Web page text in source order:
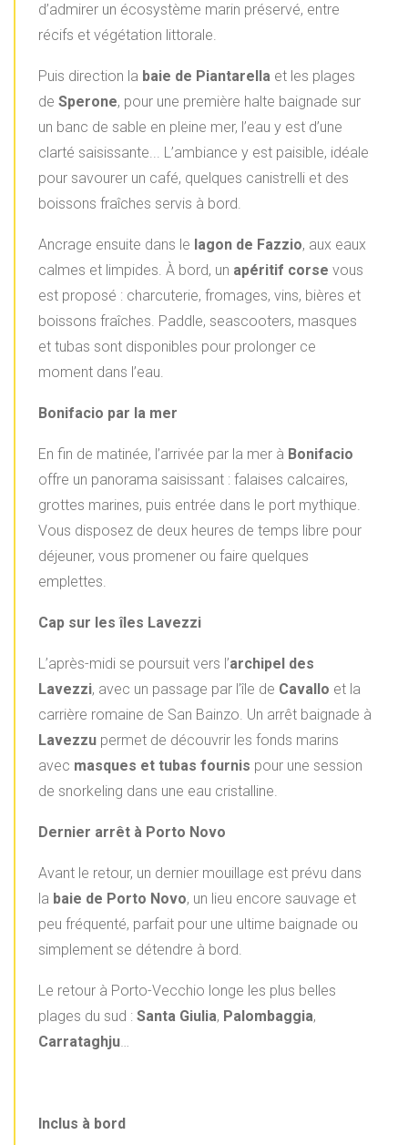
d’admirer un écosystème marin préservé, entre
récifs et végétation littorale.
Puis direction la baie de Piantarella et les plages
de Sperone, pour une première halte baignade sur
un banc de sable en pleine mer, l’eau y est d’une
clarté saisissante... L’ambiance y est paisible, idéale
pour savourer un café, quelques canistrelli et des
boissons fraîches servis à bord.
Ancrage ensuite dans le lagon de Fazzio, aux eaux
calmes et limpides. À bord, un apéritif corse vous
est proposé : charcuterie, fromages, vins, bières et
boissons fraîches. Paddle, seascooters, masques
et tubas sont disponibles pour prolonger ce
moment dans l’eau.
Bonifacio par la mer
En fin de matinée, l’arrivée par la mer à Bonifacio
offre un panorama saisissant : falaises calcaires,
grottes marines, puis entrée dans le port mythique.
Vous disposez de deux heures de temps libre pour
déjeuner, vous promener ou faire quelques
emplettes.
Cap sur les îles Lavezzi
L’après-midi se poursuit vers l’archipel des
Lavezzi, avec un passage par l’île de Cavallo et la
carrière romaine de San Bainzo. Un arrêt baignade à
Lavezzu permet de découvrir les fonds marins
avec masques et tubas fournis pour une session
de snorkeling dans une eau cristalline.
Dernier arrêt à Porto Novo
Avant le retour, un dernier mouillage est prévu dans
la baie de Porto Novo, un lieu encore sauvage et
peu fréquenté, parfait pour une ultime baignade ou
simplement se détendre à bord.
Le retour à Porto-Vecchio longe les plus belles
plages du sud : Santa Giulia, Palombaggia,
Carrataghju…
Inclus à bord